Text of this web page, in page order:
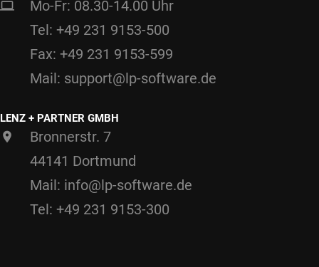
Mo-Fr: 08.30-14.00 Uhr
Tel: +49 231 9153-500
Fax: +49 231 9153-599
Mail: support@lp-software.de
LENZ + PARTNER GMBH
Bronnerstr. 7
44141 Dortmund
Mail: info@lp-software.de
Tel: +49 231 9153-300